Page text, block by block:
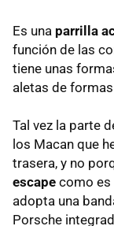
Es una parrilla
función de las
tiene unas
aletas de
Tal vez la parte
los Macan que
trasera, y no
escape como es
adopta una
Porsche